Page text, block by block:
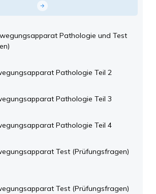
Pathologie und Test
Pathologie Teil 2
Pathologie Teil 3
Pathologie Teil 4
Test (Prüfungsfragen)
Test (Prüfungsfragen)